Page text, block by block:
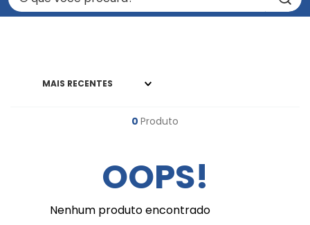
MAIS RECENTES
0 Produto
OOPS!
Nenhum produto encontrado